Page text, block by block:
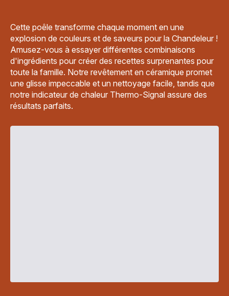
Cette poêle transforme chaque moment en une
explosion de couleurs et de saveurs pour la Chandeleur !
Amusez-vous à essayer différentes combinaisons
d'ingrédients pour créer des recettes surprenantes pour
toute la famille. Notre revêtement en céramique promet
une glisse impeccable et un nettoyage facile, tandis que
notre indicateur de chaleur Thermo-Signal assure des
résultats parfaits.